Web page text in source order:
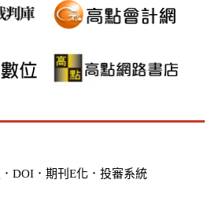
．DOI ．期刊E化 ．投審系統